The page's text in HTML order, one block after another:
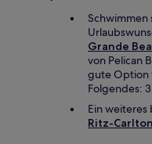
Schwimmen
Grande
von Pelican
gute Option
Folgendes:
Ein weiteres
Ritz-